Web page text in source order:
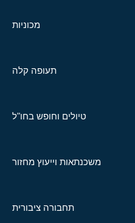
מכוניות
תעופה קלה
טיולים וחופש בחו"ל
משכנתאות וייעוץ מחזור
תחבורה ציבורית